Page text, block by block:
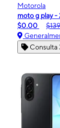
Motorola
moto g play -
$0.00
Consulta